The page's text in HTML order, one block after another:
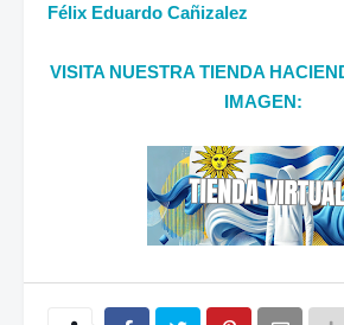
Félix Eduardo Cañizalez
VISITA NUESTRA TIENDA
IMAGEN: